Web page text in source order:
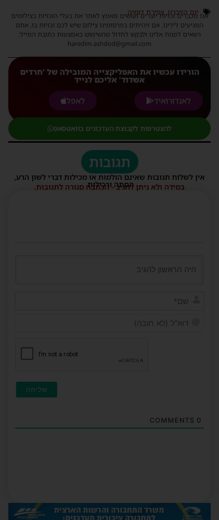
יום הזיכרון, צפירת דומיה
אנו מכבדים זכויות יוצרים ועושים מאמץ לאתר את בעלי הזכויות בצילומים
המגיעים לידינו. אם זיהיתים בפרסומינו צילום שיש לכם זכויות בו, אתם
רשאים לפנות אלינו ולבקש לחדול מהשימוש באמצעות כתובת המייל:
haredim.ashdod@gmail.com
הורידו עכשיו את האפליקצייה המובילה של 'חרדים
אשדוד' אליכם לנייד
לאנדורואיד
לאפל
להצטרפות לקבוצת העדכונים בוואטסאפ
תגובות
אין לשלוח תגובות שאינם הולמות או מכילות דברי לשון הרע,
הסתה ורכילות.
במידה ולא ניתן להגיב - הכתבה סגורה לתגובות.
0